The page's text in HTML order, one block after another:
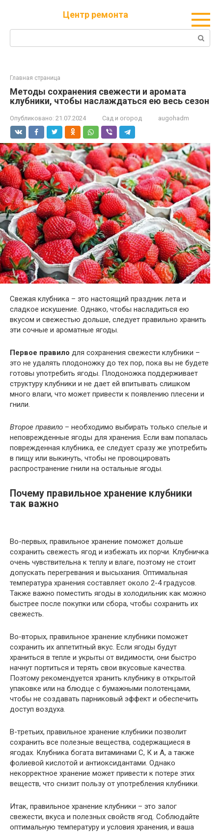
Центр ремонта
Поиск:
Главная страница
Методы сохранения свежести и аромата
клубники, чтобы наслаждаться ею весь сезон
Опубликовано: 21.07.2024 Сад и огород augohadm
Свежая клубника – это настоящий праздник лета и
сладкое искушение. Однако, чтобы насладиться ею
вкусом и свежестью дольше, следует правильно хранить
эти сочные и ароматные ягоды.
Первое правило для сохранения свежести клубники –
это не удалять плодоножку до тех пор, пока вы не будете
готовы употребить ягоды. Плодоножка поддерживает
структуру клубники и не дает ей впитывать слишком
много влаги, что может привести к появлению плесени и
гнили.
Второе правило – необходимо выбирать только спелые и
неповрежденные ягоды для хранения. Если вам попалась
поврежденная клубника, ее следует сразу же употребить
в пищу или выкинуть, чтобы не провоцировать
распространение гнили на остальные ягоды.
Почему правильное хранение клубники
так важно
Во-первых, правильное хранение поможет дольше
сохранить свежесть ягод и избежать их порчи. Клубничка
очень чувствительна к теплу и влаге, поэтому не стоит
допускать перегревания и высыхания. Оптимальная
температура хранения составляет около 2-4 градусов.
Также важно поместить ягоды в холодильник как можно
быстрее после покупки или сбора, чтобы сохранить их
свежесть.
Во-вторых, правильное хранение клубники поможет
сохранить их аппетитный вкус. Если ягоды будут
храниться в тепле и укрыты от видимости, они быстро
начнут портиться и терять свои вкусовые качества.
Поэтому рекомендуется хранить клубнику в открытой
упаковке или на блюдце с бумажными полотенцами,
чтобы не создавать парниковый эффект и обеспечить
доступ воздуха.
В-третьих, правильное хранение клубники позволит
сохранить все полезные вещества, содержащиеся в
ягодах. Клубника богата витаминами C, К и А, а также
фолиевой кислотой и антиоксидантами. Однако
некорректное хранение может привести к потере этих
веществ, что снизит пользу от употребления клубники.
Итак, правильное хранение клубники – это залог
свежести, вкуса и полезных свойств ягод. Соблюдайте
оптимальную температуру и условия хранения, и ваша